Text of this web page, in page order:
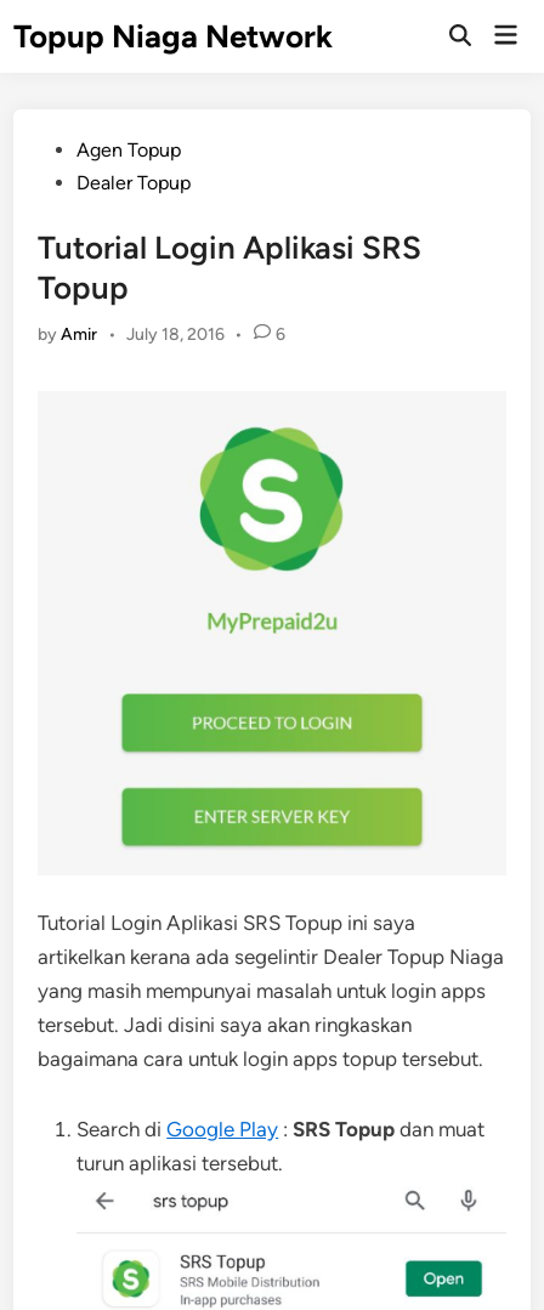
Topup Niaga Network
Open
PostedAgen Topup
Dealer Topup
Tutorial Login Aplikasi SRS
Topup
byAmir • July 18, 2016 • 6
Tutorial Login Aplikasi SRS Topup ini saya
artikelkan kerana ada segelintir Dealer Topup Niaga
yang masih mempunyai masalah untuk login apps
tersebut. Jadi disini saya akan ringkaskan
bagaimana cara untuk login apps topup tersebut.
Search diGoogle Play :SRS Topup dan muat
turun aplikasi tersebut.